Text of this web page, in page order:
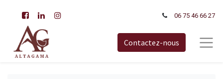
06 75 46 66​ 27
Contactez-nous